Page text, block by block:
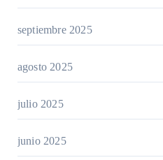
septiembre 2025
agosto 2025
julio 2025
junio 2025